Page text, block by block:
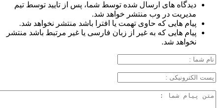
دیدگاه های ارسال شده توسط شما، پس از تایید توسط تیم
مدیریت در وب منتشر خواهد شد.
پیام هایی که حاوی تهمت یا افترا باشد منتشر نخواهد شد.
پیام هایی که به غیر از زبان فارسی یا غیر مرتبط باشد منتشر
نخواهد شد.